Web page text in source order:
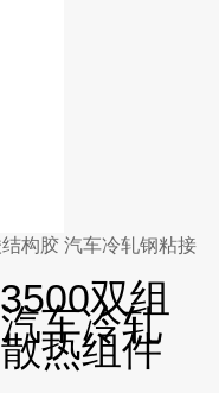
构胶 汽车冷轧钢粘接
双组
车冷轧
热组件